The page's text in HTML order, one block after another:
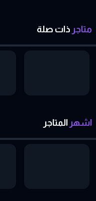
متاجر ذات صلة
اشهر المتاجر